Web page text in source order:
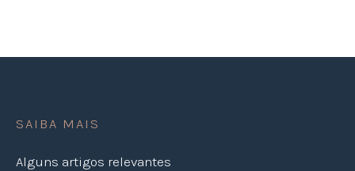
SAIBA MAIS
Alguns artigos relevantes